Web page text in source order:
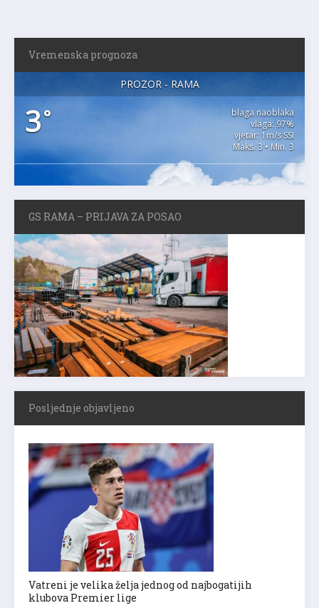
Vremenska prognoza
PROZOR - RAMA
3°
blaga naoblaka
vlaga: 97%
vjetar: 1m/s SSI
Maks. 3 • Min. 3
GS RAMA – PRIJAVA ZA POSAO
Posljednje objavljeno
Vatreni je velika želja jednog od najbogatijih
klubova Premier lige